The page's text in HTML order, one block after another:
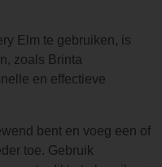
Elm te gebruiken, is
zoals Brinta
en effectieve
bent en voeg een of
toe. Gebruik